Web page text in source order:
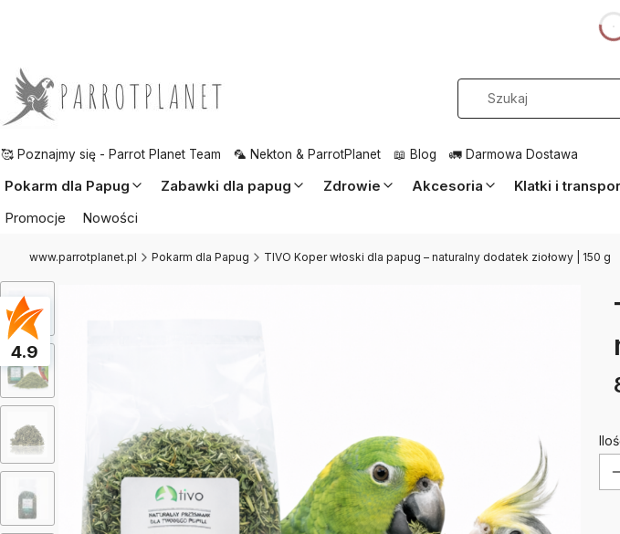
🥰 Poznajmy się - Parrot Planet Team 🦜 Nekton & ParrotPlanet 📖 Blog 🚛 Darmowa Dostawa
Pokarm dla Papug Zabawki dla papug Zdrowie Akcesoria Klatki i
Promocje
Nowości
www.parrotplanet.pl Pokarm dla Papug TIVO Koper włoski dla papug – naturalny dodatek ziołowy | 150 g
4.9